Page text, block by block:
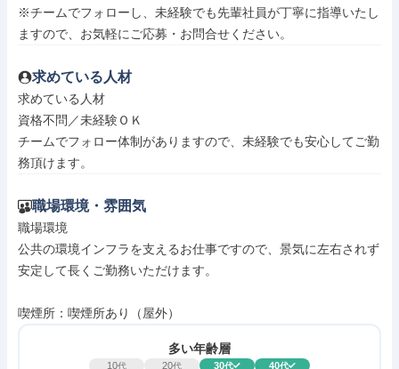
※チームでフォローし、未経験でも先輩社員が丁寧に指導いたし
ますので、お気軽にご応募・お問合せください。
求めている人材
求めている人材
資格不問／未経験ＯＫ
チームでフォロー体制がありますので、未経験でも安心してご勤
務頂けます。
職場環境・雰囲気
職場環境
公共の環境インフラを支えるお仕事ですので、景気に左右されず
安定して長くご勤務いただけます。
喫煙所：喫煙所あり（屋外）
多い年齢層
10代 20代 30代 40代